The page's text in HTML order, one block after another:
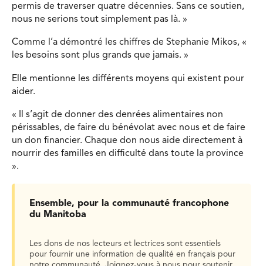
permis de traverser quatre décennies. Sans ce soutien,
nous ne serions tout simplement pas là. »
Comme l’a démontré les chiffres de Stephanie Mikos, «
les besoins sont plus grands que jamais. »
Elle mentionne les différents moyens qui existent pour
aider.
« Il s’agit de donner des denrées alimentaires non
périssables, de faire du bénévolat avec nous et de faire
un don financier. Chaque don nous aide directement à
nourrir des familles en difficulté dans toute la province
».
Ensemble, pour la communauté francophone
du Manitoba
Les dons de nos lecteurs et lectrices sont essentiels
pour fournir une information de qualité en français pour